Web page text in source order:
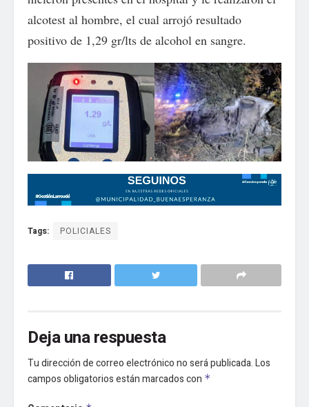
alcotest al hombre, el cual arrojó resultado
positivo de 1,29 gr/lts de alcohol en sangre.
Tags: POLICIALES
Deja una respuesta
Tu dirección de correo electrónico no será publicada.Los
campos obligatorios están marcados con *